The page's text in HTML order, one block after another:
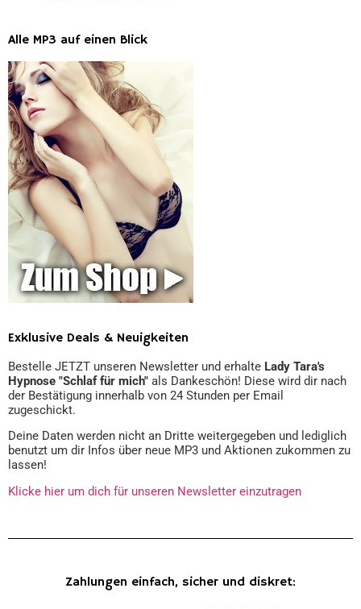
Alle MP3 auf einen Blick
Exklusive Deals & Neuigkeiten
Bestelle JETZT unseren Newsletter und erhalte Lady Tara's
Hypnose "Schlaf für mich" als Dankeschön! Diese wird dir nach
der Bestätigung innerhalb von 24 Stunden per Email
zugeschickt.
Deine Daten werden nicht an Dritte weitergegeben und lediglich
benutzt um dir Infos über neue MP3 und Aktionen zukommen zu
lassen!
Klicke hier um dich für unseren Newsletter einzutragen
Zahlungen einfach, sicher und diskret: